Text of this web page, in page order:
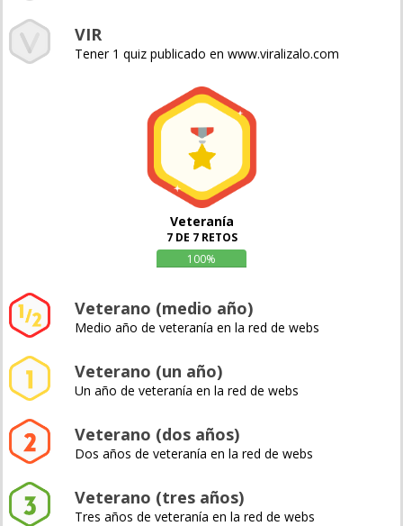
VIR
Tener 1 quiz publicado en www.viralizalo.com
Veteranía
7 DE 7 RETOS
100%
Veterano (medio año)
Medio año de veteranía en la red de webs
Veterano (un año)
Un año de veteranía en la red de webs
Veterano (dos años)
Dos años de veteranía en la red de webs
Veterano (tres años)
Tres años de veteranía en la red de webs